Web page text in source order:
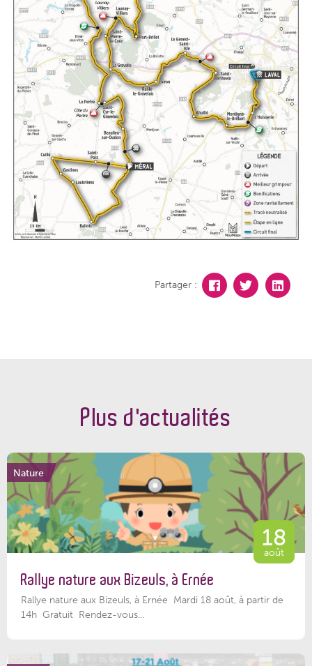
Partager :
Plus d'actualités
Nature
18
août
Rallye nature aux Bizeuls, à Ernée
Rallye nature aux Bizeuls, à Ernée Mardi 18 août, à partir de
14h Gratuit Rendez-vous...